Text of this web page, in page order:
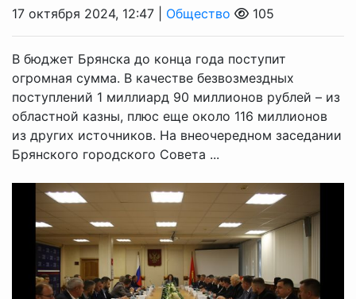
17 октября 2024, 12:47 | Общество 105
В бюджет Брянска до конца года поступит
огромная сумма. В качестве безвозмездных
поступлений 1 миллиард 90 миллионов рублей – из
областной казны, плюс еще около 116 миллионов
из других источников. На внеочередном заседании
Брянского городского Совета ...